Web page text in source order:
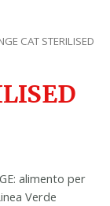
CAT STERILISED
alimento per
Verde